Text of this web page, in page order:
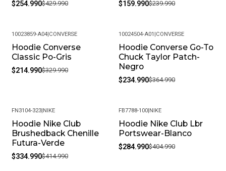
$254.990$429.990 $159.990$239.990
-35%
10023859-A04| CONVERSE
Hoodie Converse
Classic Po-Gris
$214.990$329.990
-36%
10024504-A01 CONVERSE
Hoodie Converse Go-To
Chuck Taylor Patch-
Negro
$234.990$364.990
-19%
FN3104-323| NIKE
Hoodie Nike Club
Brushedback Chenille
Futura-Verde
$334.990$414.990
-30%
FB7788-100 NIKE
Hoodie Nike Club Lbr
Portswear-Blanco
$284.990$404.990